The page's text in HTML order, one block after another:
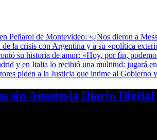
Peñarol de Montevideo: «¿Nos dieron a
la crisis con Argentina y a su «política
su historia de amor: «Hoy, por fin,
y en Italia lo recibió una multitud: jugará
piden a la Justicia que intime al Gobierno
sin Anestesia Diario